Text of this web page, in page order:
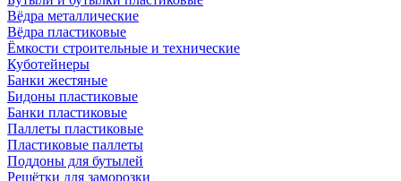
Вёдра металлические
Вёдра пластиковые
Ёмкости строительные и технические
Куботейнеры
Банки жестяные
Бидоны пластиковые
Банки пластиковые
Паллеты пластиковые
Пластиковые паллеты
Поддоны для бутылей
Решётки для заморозки